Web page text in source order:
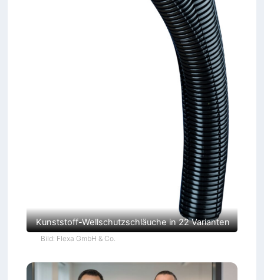
Kunststoff-Wellschutzschläuche in 22 Varianten
Bild: Flexa GmbH & Co.